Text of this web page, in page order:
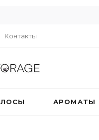
Контакты
АРОМАТЫ